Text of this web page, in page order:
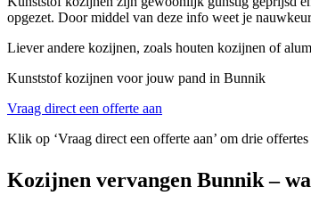
opgezet. Door middel van deze info weet je
Liever andere kozijnen, zoals houten kozijnen of
Kunststof kozijnen voor jouw pand in Bunnik
Vraag direct een offerte aan
Klik op ‘Vraag direct een offerte aan’ om drie
Kozijnen vervangen Bunnik –